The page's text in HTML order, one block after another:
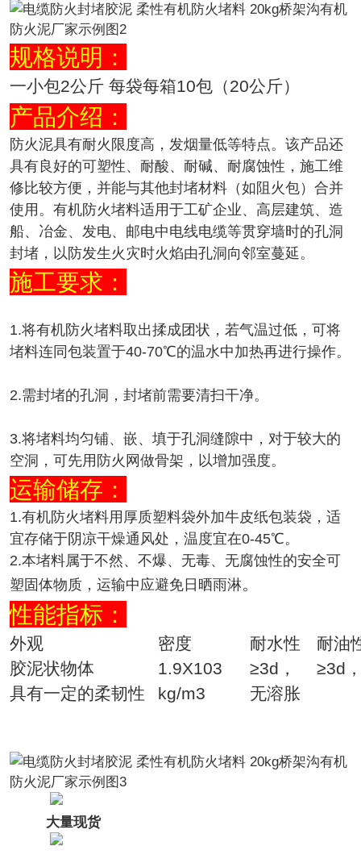
规格说明：
一小包2公斤 每袋每箱10包（20公斤）
产品介绍：
防火泥具有耐火限度高，发烟量低等特点。该产品还
具有良好的可塑性、耐酸、耐碱、耐腐蚀性，施工维
修比较方便，并能与其他封堵材料（如阻火包）合并
使用。有机防火堵料适用于工矿企业、高层建筑、造
船、冶金、发电、邮电中电线电缆等贯穿墙时的孔洞
封堵，以防发生火灾时火焰由孔洞向邻室蔓延。
施工要求：
1.将有机防火堵料取出揉成团状，若气温过低，可将
堵料连同包装置于40-70℃的温水中加热再进行操作。
2.需封堵的孔洞，封堵前需要清扫干净。
3.将堵料均匀铺、嵌、填于孔洞缝隙中，对于较大的
空洞，可先用防火网做骨架，以增加强度。
运输储存：
1.有机防火堵料用厚质塑料袋外加牛皮纸包装袋，适
宜存储于阴凉干燥通风处，温度宜在0-45℃。
2.本堵料属于不然、不爆、无毒、无腐蚀性的安全可
塑固体物质，运输中应避免日晒雨淋。
性能指标：
外观 密度 耐水性
耐油
胶泥状物体
具有一定的柔韧性
1.9X103
kg/m3
≥3d，
无溶胀
≥3d
大量现货